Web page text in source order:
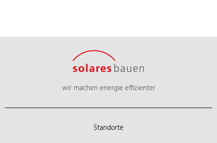
wir machen energie effizienter
Standorte